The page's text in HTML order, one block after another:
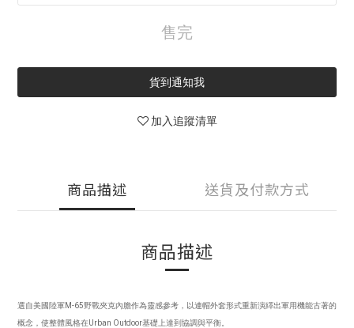
售完
貨到通知我
加入追蹤清單
商品描述 送貨及付款方式
商品描述
選自美國陸軍M-65野戰夾克內膽作為靈感參考，以連帽外套形式重新演繹出軍用機能古著的
概念，使整體風格在Urban Outdoor基礎上達到協調與平衡。